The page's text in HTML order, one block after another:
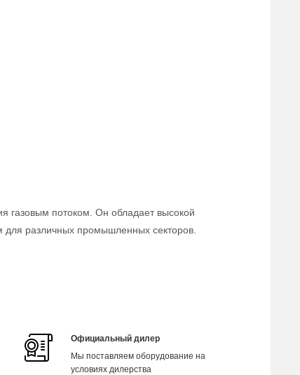
газовым потоком. Он обладает высокой
для различных промышленных секторов.
Официальный дилер
Мы поставляем оборудование на
условиях дилерства